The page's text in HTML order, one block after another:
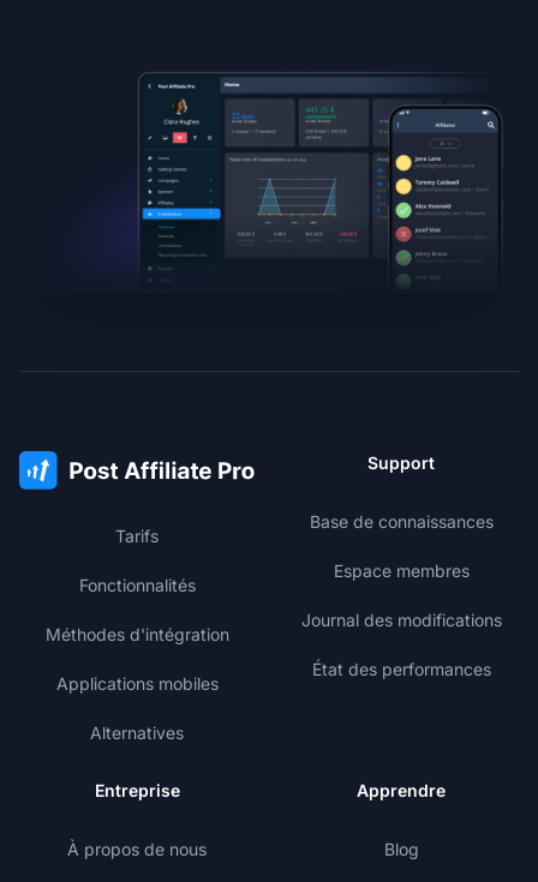
Tarifs
Fonctionnalités
Méthodes d'intégration
Applications mobiles
Alternatives
Support
Base de connaissances
Espace membres
Journal des modifications
État des performances
Entreprise
À propos de nous
Apprendre
Blog